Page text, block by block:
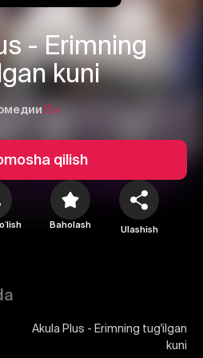
- Erimning
kuni
12+
qilish
Baholash Ulashish
Akula Plus - Erimning tug'ilgan
kuni
1 2
Tizimga kirish